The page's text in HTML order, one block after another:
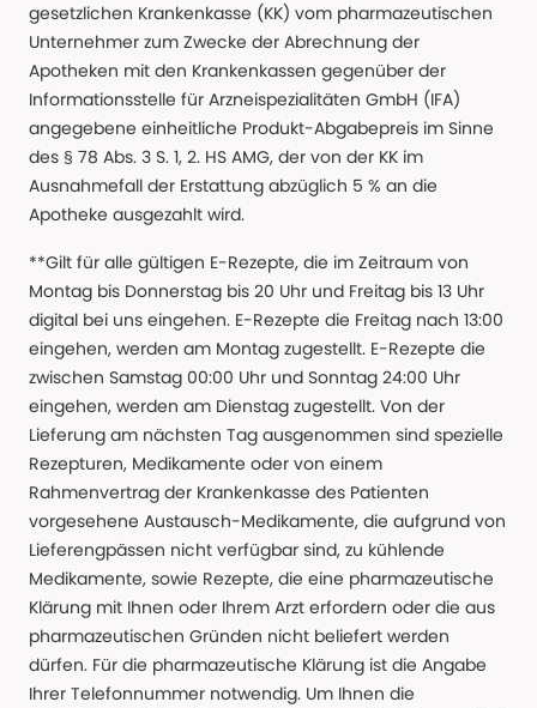
gesetzlichen Krankenkasse (KK) vom pharmazeutischen
Unternehmer zum Zwecke der Abrechnung der
Apotheken mit den Krankenkassen gegenüber der
Informationsstelle für Arzneispezialitäten GmbH (IFA)
angegebene einheitliche Produkt-Abgabepreis im Sinne
des § 78 Abs. 3 S. 1, 2. HS AMG, der von der KK im
Ausnahmefall der Erstattung abzüglich 5 % an die
Apotheke ausgezahlt wird.
**Gilt für alle gültigen E-Rezepte, die im Zeitraum von
Montag bis Donnerstag bis 20 Uhr und Freitag bis 13 Uhr
digital bei uns eingehen. E-Rezepte die Freitag nach 13:00
eingehen, werden am Montag zugestellt. E-Rezepte die
zwischen Samstag 00:00 Uhr und Sonntag 24:00 Uhr
eingehen, werden am Dienstag zugestellt. Von der
Lieferung am nächsten Tag ausgenommen sind spezielle
Rezepturen, Medikamente oder von einem
Rahmenvertrag der Krankenkasse des Patienten
vorgesehene Austausch-Medikamente, die aufgrund von
Lieferengpässen nicht verfügbar sind, zu kühlende
Medikamente, sowie Rezepte, die eine pharmazeutische
Klärung mit Ihnen oder Ihrem Arzt erfordern oder die aus
pharmazeutischen Gründen nicht beliefert werden
dürfen. Für die pharmazeutische Klärung ist die Angabe
Ihrer Telefonnummer notwendig. Um Ihnen die